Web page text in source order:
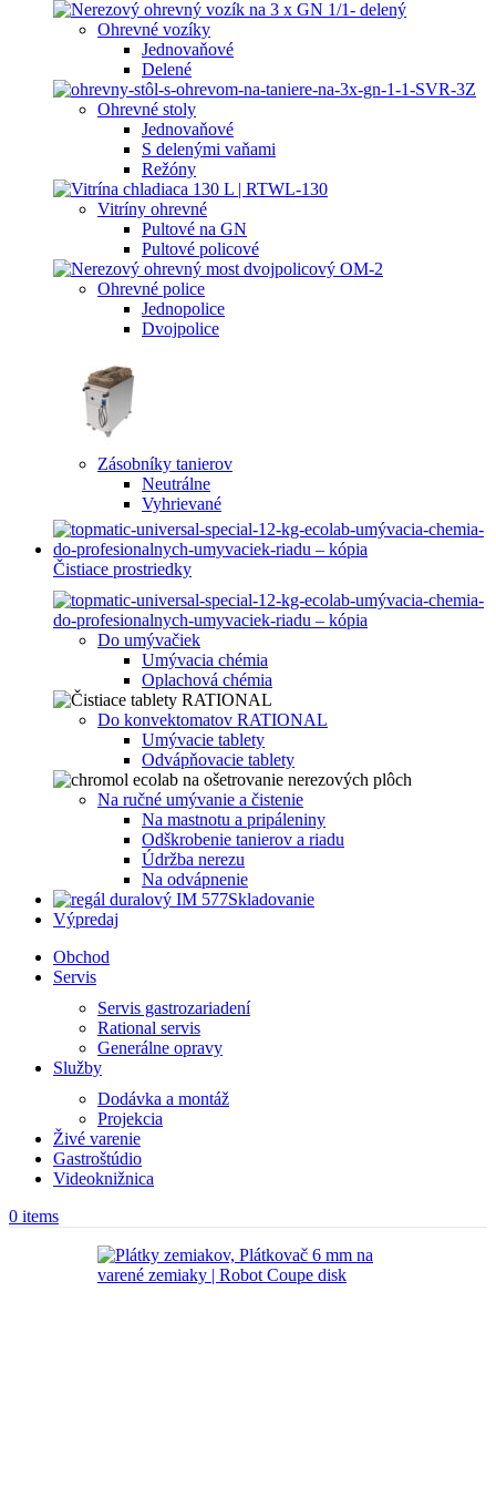
Ohrevné vozíky
Jednovaňové
Delené
Ohrevné stoly
Jednovaňové
S delenými vaňami
Režóny
Vitríny ohrevné
Pultové na GN
Pultové policové
Ohrevné police
Jednopolice
Dvojpolice
Zásobníky tanierov
Neutrálne
Vyhrievané
Čistiace prostriedky
Do umývačiek
Umývacia chémia
Oplachová chémia
Do konvektomatov RATIONAL
Umývacie tablety
Odvápňovacie tablety
Na ručné umývanie a čistenie
Na mastnotu a pripáleniny
Odškrobenie tanierov a riadu
Údržba nerezu
Na odvápnenie
Skladovanie
Výpredaj
Obchod
Servis
Servis gastrozariadení
Rational servis
Generálne opravy
Služby
Dodávka a montáž
Projekcia
Živé varenie
Gastroštúdio
Videoknižnica
0 items